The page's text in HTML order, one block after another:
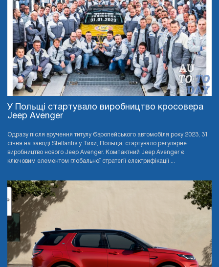
У Польщі стартувало виробництво кросовера
Jeep Avenger
Одразу після вручення титулу Європейського автомобіля року 2023, 31
січня на заводі Stellantis у Тихи, Польща, стартувало регулярне
виробництво нового Jeep Avenger. Компактний Jeep Avenger є
ключовим елементом глобальної стратегії електрифікації ...